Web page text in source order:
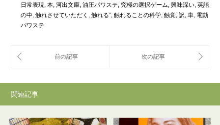
日常表現 本 河出文庫 油圧パワステ 究極の選択ゲーム 興味深い 英語
の中 触れさせていただく 触れる” 触れることの科学 触覚 訳 車 電動
パワステ
関連記事